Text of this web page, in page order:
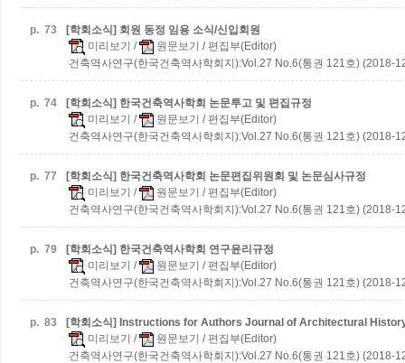
p. 73 [학회소식] 회원 동정 임용 소식/신입회원
미리보기 / 원문보기 / 편집부(Editor)
건축역사연구(한국건축역사학회지):Vol.27 No.6(통권 121호) (2018-
p. 74
[학회소식] 한국건축역사학회 논문투고 및 편집규정
미리보기 / 원문보기 / 편집부(Editor)
건축역사연구(한국건축역사학회지):Vol.27 No.6(통권 121호) (2018-
p. 77
[학회소식] 한국건축역사학회 논문편집위원회 및 논문심사규정
미리보기 / 원문보기 / 편집부(Editor)
건축역사연구(한국건축역사학회지):Vol.27 No.6(통권 121호) (2018-
p. 79
[학회소식] 한국건축역사학회 연구윤리규정
미리보기 / 원문보기 / 편집부(Editor)
건축역사연구(한국건축역사학회지):Vol.27 No.6(통권 121호) (2018-
p. 83
[학회소식] Instructions for Authors Journal of Architectural
미리보기 / 원문보기 / 편집부(Editor)
건축역사연구(한국건축역사학회지):Vol.27 No.6(통권 121호) (2018-